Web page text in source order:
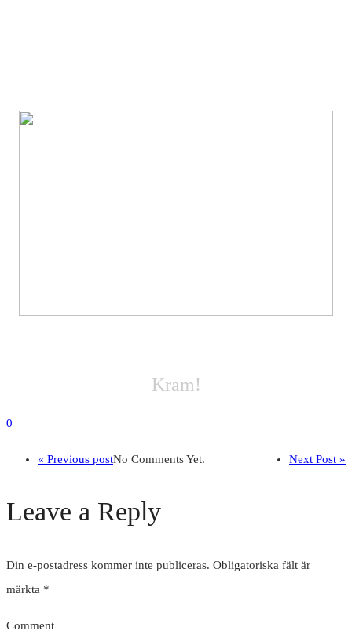
Kram!
0
« Previous post Next Post »
No Comments Yet.
Leave a Reply
Din e-postadress kommer inte publiceras. Obligatoriska fält är
märkta *
Comment